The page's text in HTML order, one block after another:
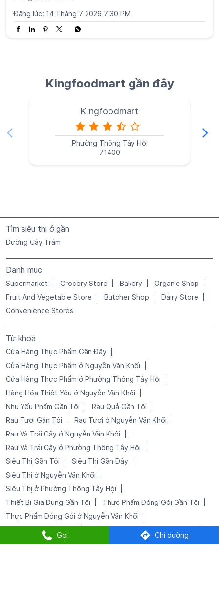
Gọi Chỉ đường
Kingfoodmart
Tìm siêu thị ở gần
Từ khoá
Cửa Hàng Thực Phẩm ở Nguyễn Văn Khối
Cửa Hàng Thực Phẩm ở Phường Thông Tây Hội
Hàng Hóa Thiết Yếu ở Nguyễn Văn Khối
Nhu Yếu Phẩm Gần Tôi
Rau Và Trái Cây ở Nguyễn Văn Khối
Rau Và Trái Cây ở Phường Thông Tây Hội
Siêu Thị Gần Tôi
Siêu Thị Gần Đây
Siêu Thị ở Nguyễn Văn Khối
Siêu Thị ở Phường Thông Tây Hội
Thiết Bị Gia Dụng Gần Tôi
Thực Phẩm Đóng Gói Gần Tôi
Thực Phẩm Đóng Gói ở Nguyễn Văn Khối
Trái Cây Tươi Gần Tôi
Trái Cây Tươi ở Nguyễn Văn Khối
Đồ Gia Dụng Tại Nguyễn Văn Khối
Đồ Uống Gần Tôi
Đồ Uống ở Nguyễn Văn Khối